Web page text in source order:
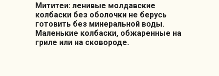
Мититеи: ленивые молдавские
колбаски без оболочки не берусь
готовить без минеральной воды.
Маленькие колбаски, обжаренные на
гриле или на сковороде.